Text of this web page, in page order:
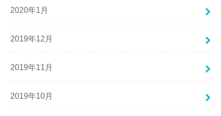
2020年1月
2019年12月
2019年11月
2019年10月